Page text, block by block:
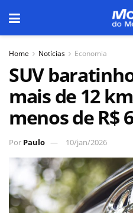
Home Notícias Economia
SUV
mais de 12
menos de R$
Por Paulo 10/jan/2026